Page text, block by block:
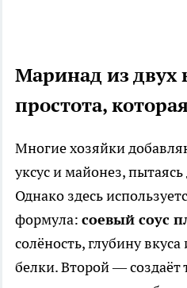
Маринад из
простота,
Многие хозяйки
уксус и майонез,
Однако здесь
формула: соевый соус
солёность, глубину
белки. Второй — создаёт